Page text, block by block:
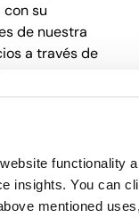
functionality
insights. You can
mentioned
su
de nuestra
a través de
su
autoridades
nuestra
derechos.
parte